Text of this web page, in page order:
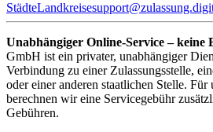
StädteLandkreise
Unabhängiger Online-Service – keine
GmbH ist ein privater, unabhängiger
Verbindung zu einer Zulassungsstelle,
oder einer anderen staatlichen Stelle.
berechnen wir eine Servicegebühr
Gebühren.